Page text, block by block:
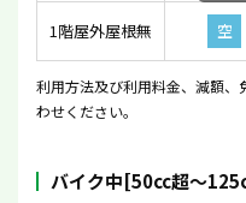
1階屋外屋根無 空
利用方法及び利用料金、減額
わせください。
バイク中[50cc超〜